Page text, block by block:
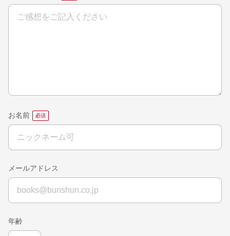
お名前
メールアドレス
年齢